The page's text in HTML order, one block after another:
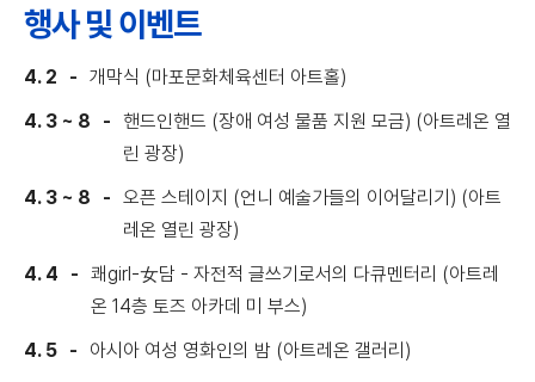
행사 및 이벤트
4. 2
개막식 (마포문화체육센터 아트홀)
4. 3 ~ 8
핸드인핸드 (장애 여성 물품 지원 모금) (아트레온 열
린 광장)
4. 3 ~ 8
오픈 스테이지 (언니 예술가들의 이어달리기) (아트
레온 열린 광장)
4. 4
쾌girl-女담 - 자전적 글쓰기로서의 다큐멘터리 (아트레
온 14층 토즈 아카데 미 부스)
4. 5
아시아 여성 영화인의 밤 (아트레온 갤러리)